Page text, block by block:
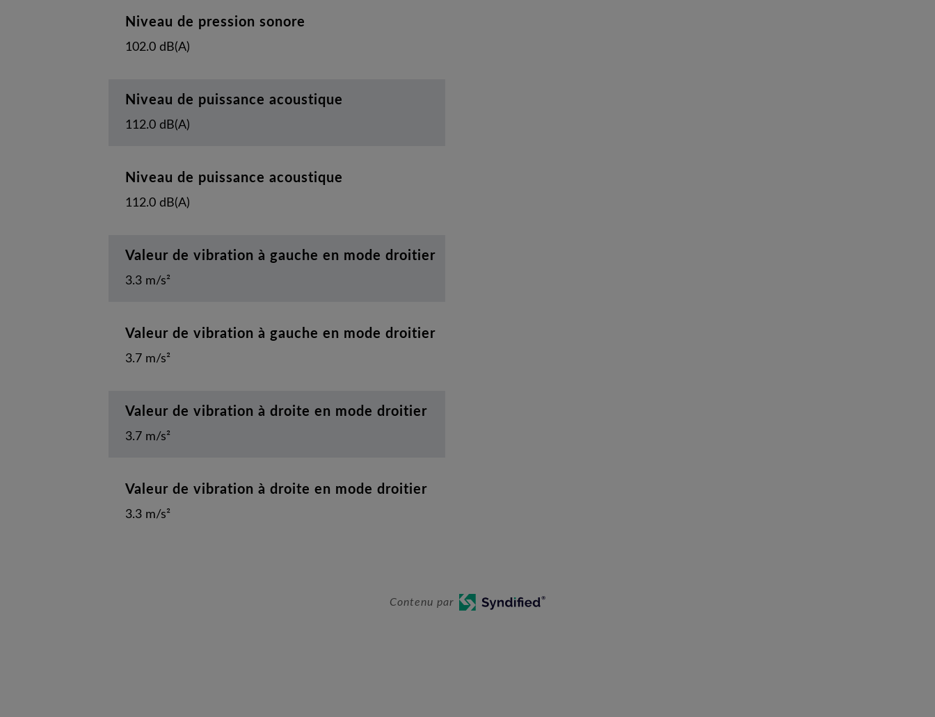
Niveau de pression sonore
102.0 dB(A)
Niveau de puissance acoustique
112.0 dB(A)
Niveau de puissance acoustique
112.0 dB(A)
Valeur de vibration à gauche en mode droitier
3.3 m/s²
Valeur de vibration à gauche en mode droitier
3.7 m/s²
Valeur de vibration à droite en mode droitier
3.7 m/s²
Valeur de vibration à droite en mode droitier
3.3 m/s²
Contenu par